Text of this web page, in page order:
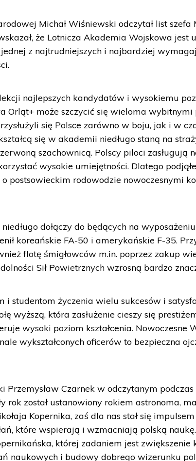
Michał Wiśniewski odczytał list szefa
że Lotnicza Akademia Wojskowa jest
z najtrudniejszych i najbardziej
najlepszych kandydatów i wysokiemu
Orląt+ może szczycić się wieloma wybitnymi
się Polsce zarówno w boju, jak i w
się w akademii niedługo staną na
szachownicą. Polscy piloci zasługują
wysokie umiejętności. Dlatego
postsowieckim rodowodzie nowoczesnymi
dołączy do będących na
koreańskie FA-50 i amerykańskie F-35.
flotę śmigłowców m.in. poprzez zakup
Sił Powietrznych wzrosną bardzo
i studentom życzenia wielu sukcesów i
wyższą, która zasłużenie cieszy się
wysoki poziom kształcenia. Nowoczesne
wykształconych oficerów to bezpieczna
Przemysław Czarnek w odczytanym
rok został ustanowiony rokiem astronoma,
Kopernika, zaś dla nas stał się
które wspierają i wzmacniają polską
której zadaniem jest zwiększenie
naukowych i budowy dobrego wizerunku